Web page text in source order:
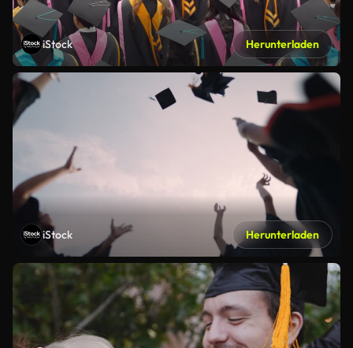
iStock Herunterladen
iStock Herunterladen